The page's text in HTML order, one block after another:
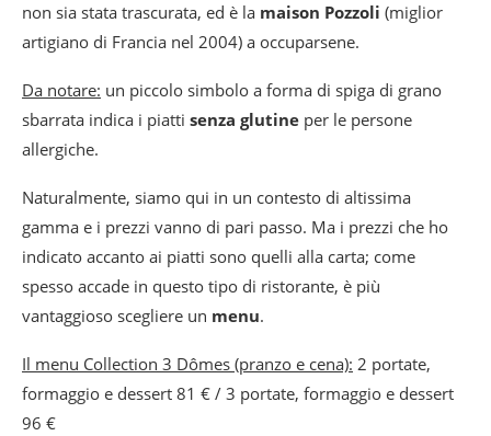
non sia stata trascurata, ed è la maison Pozzoli (miglior
artigiano di Francia nel 2004) a occuparsene.
Da notare: un piccolo simbolo a forma di spiga di grano
sbarrata indica i piatti senza glutine per le persone
allergiche.
Naturalmente, siamo qui in un contesto di altissima
gamma e i prezzi vanno di pari passo. Ma i prezzi che ho
indicato accanto ai piatti sono quelli alla carta; come
spesso accade in questo tipo di ristorante, è più
vantaggioso scegliere un menu.
Il menu Collection 3 Dômes (pranzo e cena): 2 portate,
formaggio e dessert 81 € / 3 portate, formaggio e dessert
96 €